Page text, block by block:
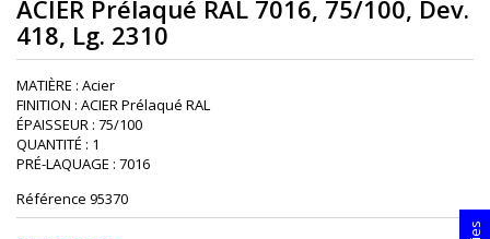
ACIER Prélaqué RAL 7016, 75/100, Dev.
418, Lg. 2310
MATIÈRE : Acier
FINITION : ACIER Prélaqué RAL
ÉPAISSEUR : 75/100
QUANTITÉ : 1
PRÉ-LAQUAGE : 7016
Référence 95370